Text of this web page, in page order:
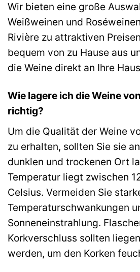
Wir bieten eine große
Weißweinen und
Rivière zu attraktiven
bequem von zu Hause aus
die Weine direkt an Ihre
Wie lagere ich die Weine
richtig?
Um die Qualität der Weine
zu erhalten, sollten Sie sie
dunklen und trockenen Ort
Temperatur liegt zwischen
Celsius. Vermeiden Sie
Temperaturschwankungen
Sonneneinstrahlung.
Korkverschluss sollten
werden, um den Korken